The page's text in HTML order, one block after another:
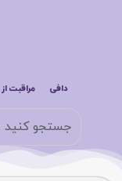
دافی مراقبت